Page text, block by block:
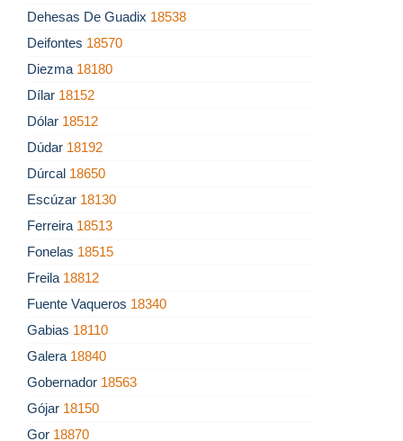
Dehesas De Guadix 18538
Deifontes 18570
Diezma 18180
Dílar 18152
Dólar 18512
Dúdar 18192
Dúrcal 18650
Escúzar 18130
Ferreira 18513
Fonelas 18515
Freila 18812
Fuente Vaqueros 18340
Gabias 18110
Galera 18840
Gobernador 18563
Gójar 18150
Gor 18870